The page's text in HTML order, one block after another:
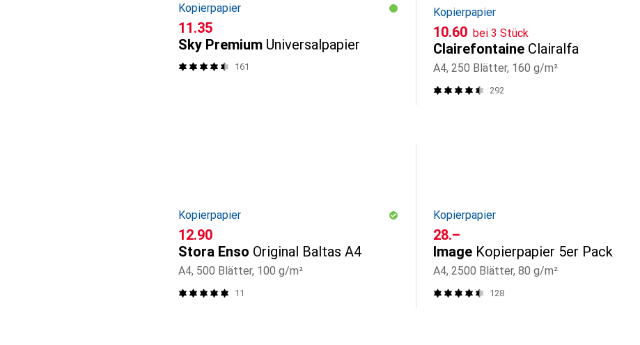
Kopierpapier
CHF
11.35
Sky Premium Universalpapier
161
Kopierpapier
CHF
10.60 bei 3 Stück
Clairefontaine Clairalfa
A4, 250 Blätter, 160 g/m²
292
Kopierpapier
CHF
12.90
Stora Enso Original Baltas A4
A4, 500 Blätter, 100 g/m²
11
Kopierpapier
CHF
28.–
Image Kopierpapier 5er Pack
A4, 2500 Blätter, 80 g/m²
128